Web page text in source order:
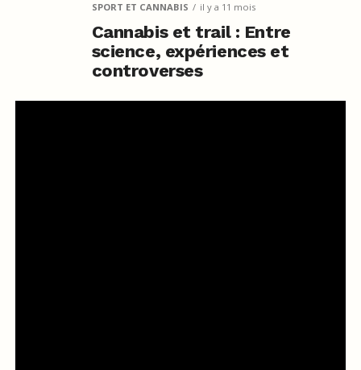
SPORT ET CANNABIS il y a 11 mois
Cannabis et trail : Entre
science, expériences et
controverses